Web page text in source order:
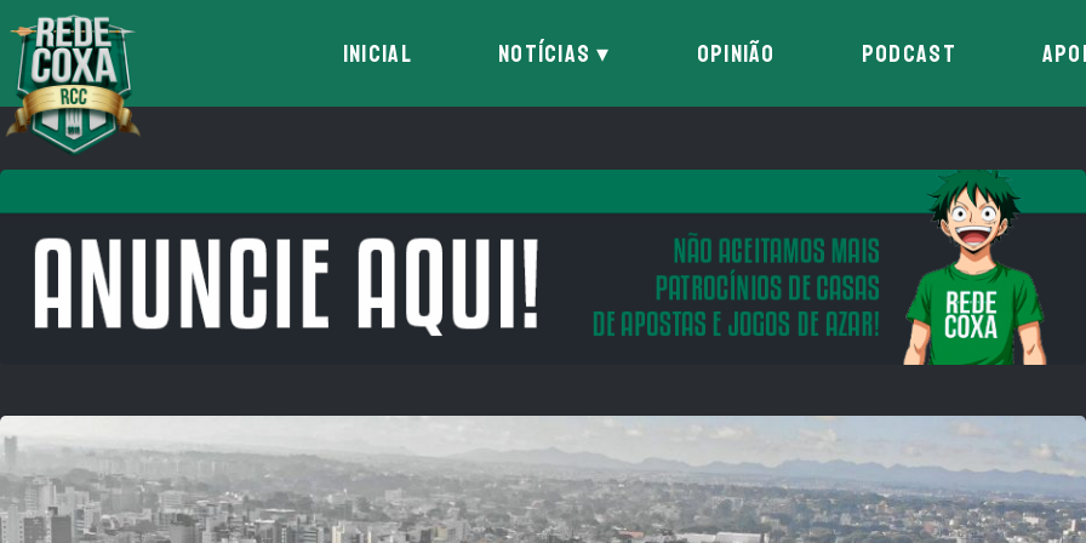
INICIAL NOTÍCIAS OPINIÃO PODCAST